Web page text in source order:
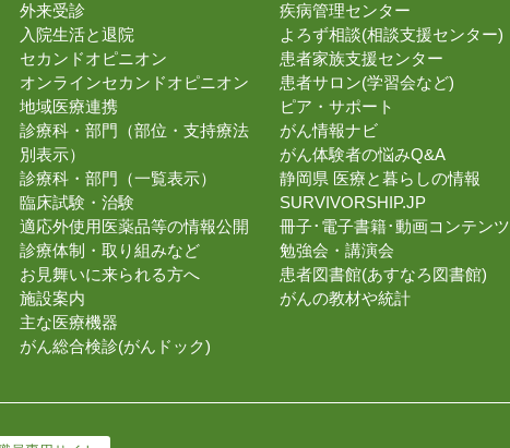
外来受診
入院生活と退院
セカンドオピニオン
オンラインセカンドオピニオン
地域医療連携
診療科・部門（部位・支持療法
別表示）
診療科・部門（一覧表示）
臨床試験・治験
適応外使用医薬品等の情報公開
診療体制・取り組みなど
お見舞いに来られる方へ
施設案内
主な医療機器
がん総合検診(がんドック)
疾病管理センター
よろず相談(相談支援センター)
患者家族支援センター
患者サロン(学習会など)
ピア・サポート
がん情報ナビ
がん体験者の悩みQ&A
静岡県 医療と暮らしの情報
SURVIVORSHIP.JP
冊子･電子書籍･動画コンテンツ
勉強会・講演会
患者図書館(あすなろ図書館)
がんの教材や統計